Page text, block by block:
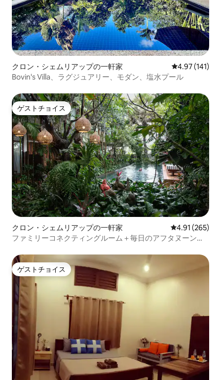
クロン・シェムリアップの一軒家 レビュー141
4.97 (141)
Bovin's Villa、ラグジュアリー、モダン、塩水プール
ゲストチョイス
ゲストチョイス
クロン・シェムリアップの一軒家 レビュー265
4.91 (265)
ファミリーコネクティングルーム＋毎日のアフタヌーンテ
ゲストチョイス
ゲストチョイス